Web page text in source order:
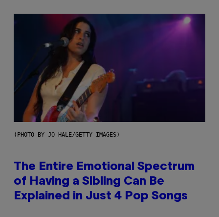
(PHOTO BY JO HALE/GETTY IMAGES)
The Entire Emotional Spectrum
of Having a Sibling Can Be
Explained in Just 4 Pop Songs